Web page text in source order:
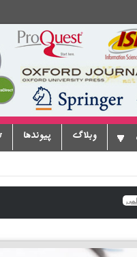
وبلاگ پیوندها